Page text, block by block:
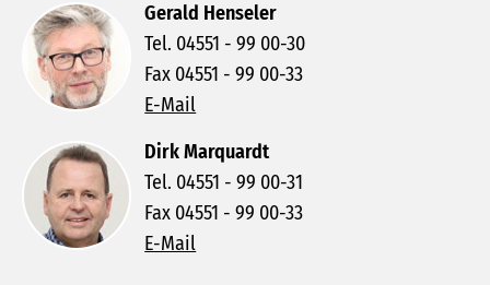
Gerald Henseler
Tel. 04551 - 99 00-30
Fax 04551 - 99 00-33
E-Mail
Dirk Marquardt
Tel. 04551 - 99 00-31
Fax 04551 - 99 00-33
E-Mail